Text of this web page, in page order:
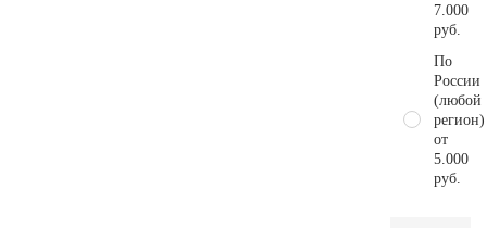
7.000
руб.
По
России
(любой
регион)
от
5.000
руб.